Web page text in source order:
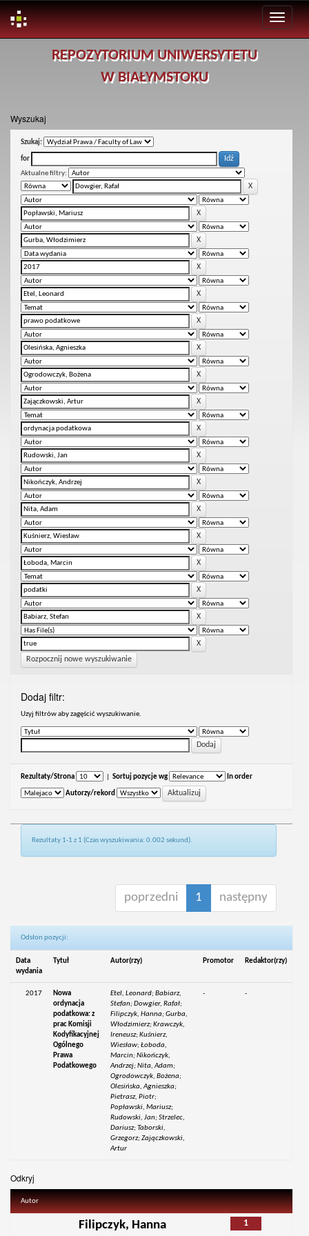
REPOZYTORIUM UNIWERSYTETU
W BIAŁYMSTOKU
Wyszukaj
Szukaj:
for
Aktualne filtry:
Rozpocznij nowe wyszukiwanie
Dodaj filtr:
Uzyj filtrów aby zagęścić wyszukiwanie.
Rezultaty/Strona Sortuj pozycje wg In order
Autorzy/rekord
Rezultaty 1-1 z 1 (Czas wyszukiwania: 0.002 sekund).
poprzedni 1 następny
Odsłon pozycji:
Data
wydania
Tytuł Autor(rzy) Promotor Redaktor(rzy)
2017
Nowa
ordynacja
podatkowa: z
prac Komisji
Kodyfikacyjnej
Ogólnego
Prawa
Podatkowego
Etel, Leonard; Babiarz,
Stefan; Dowgier, Rafał;
Filipczyk, Hanna; Gurba,
Włodzimierz; Krawczyk,
Ireneusz; Kuśnierz,
Wiesław; Łoboda,
Marcin; Nikończyk,
Andrzej; Nita, Adam;
Ogrodowczyk, Bożena;
Olesińska, Agnieszka;
Pietrasz, Piotr;
Popławski, Mariusz;
Rudowski, Jan; Strzelec,
Dariusz; Taborski,
Grzegorz; Zajączkowski,
Artur
- -
Odkryj
Autor
1
Filipczyk, Hanna